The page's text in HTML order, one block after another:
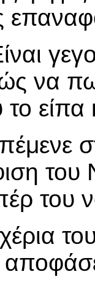
να
το
του
του